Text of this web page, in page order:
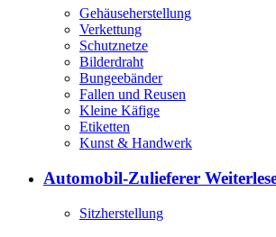
Gehäuseherstellung
Verkettung
Schutznetze
Bilderdraht
Bungeebänder
Fallen und Reusen
Kleine Käfige
Etiketten
Kunst & Handwerk
Automobil-Zulieferer
Sitzherstellung